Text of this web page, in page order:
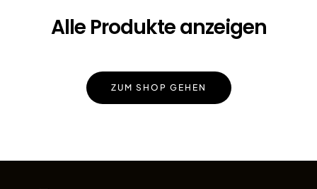
Alle Produkte anzeigen
ZUM SHOP GEHEN